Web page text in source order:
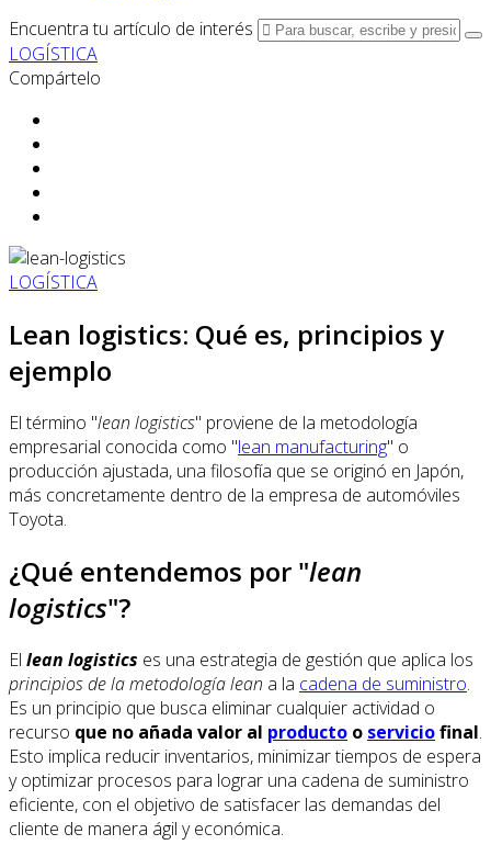
Encuentra tu artículo de interés
LOGÍSTICA
Compártelo
LOGÍSTICA
Lean logistics: Qué es, principios y
ejemplo
El término "lean logistics" proviene de la metodología
empresarial conocida como "lean manufacturing" o
producción ajustada, una filosofía que se originó en Japón,
más concretamente dentro de la empresa de automóviles
Toyota.
¿Qué entendemos por "lean
logistics"?
El lean logistics es una estrategia de gestión que aplica los
principios de la metodología lean a la cadena de suministro.
Es un principio que busca eliminar cualquier actividad o
recurso que no añada valor al producto o serviciofinal.
Esto implica reducir inventarios, minimizar tiempos de espera
y optimizar procesos para lograr una cadena de suministro
eficiente, con el objetivo de satisfacer las demandas del
cliente de manera ágil y económica.